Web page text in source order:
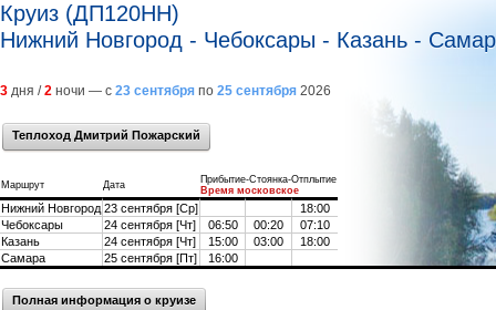
Круиз (ДП120НН)
Нижний Новгород - Чебоксары - Казань -
3 дня /2 ночи — с 23 сентября по 25 сентября 2026
Теплоход Дмитрий Пожарский
Маршрут Дата
Прибытие-Стоянка-Отплытие
Время московское
Нижний Новгород 23 сентября [Ср]
18:00
Чебоксары
24 сентября [Чт] 06:50 00:20
07:10
Казань
24 сентября [Чт] 15:00 03:00
18:00
Самара
25 сентября [Пт] 16:00
Полная информация о круизе